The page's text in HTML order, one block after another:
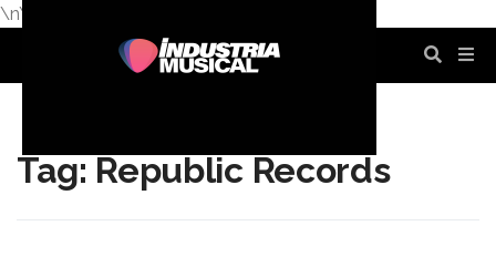
\n\n
Tag: Republic Records